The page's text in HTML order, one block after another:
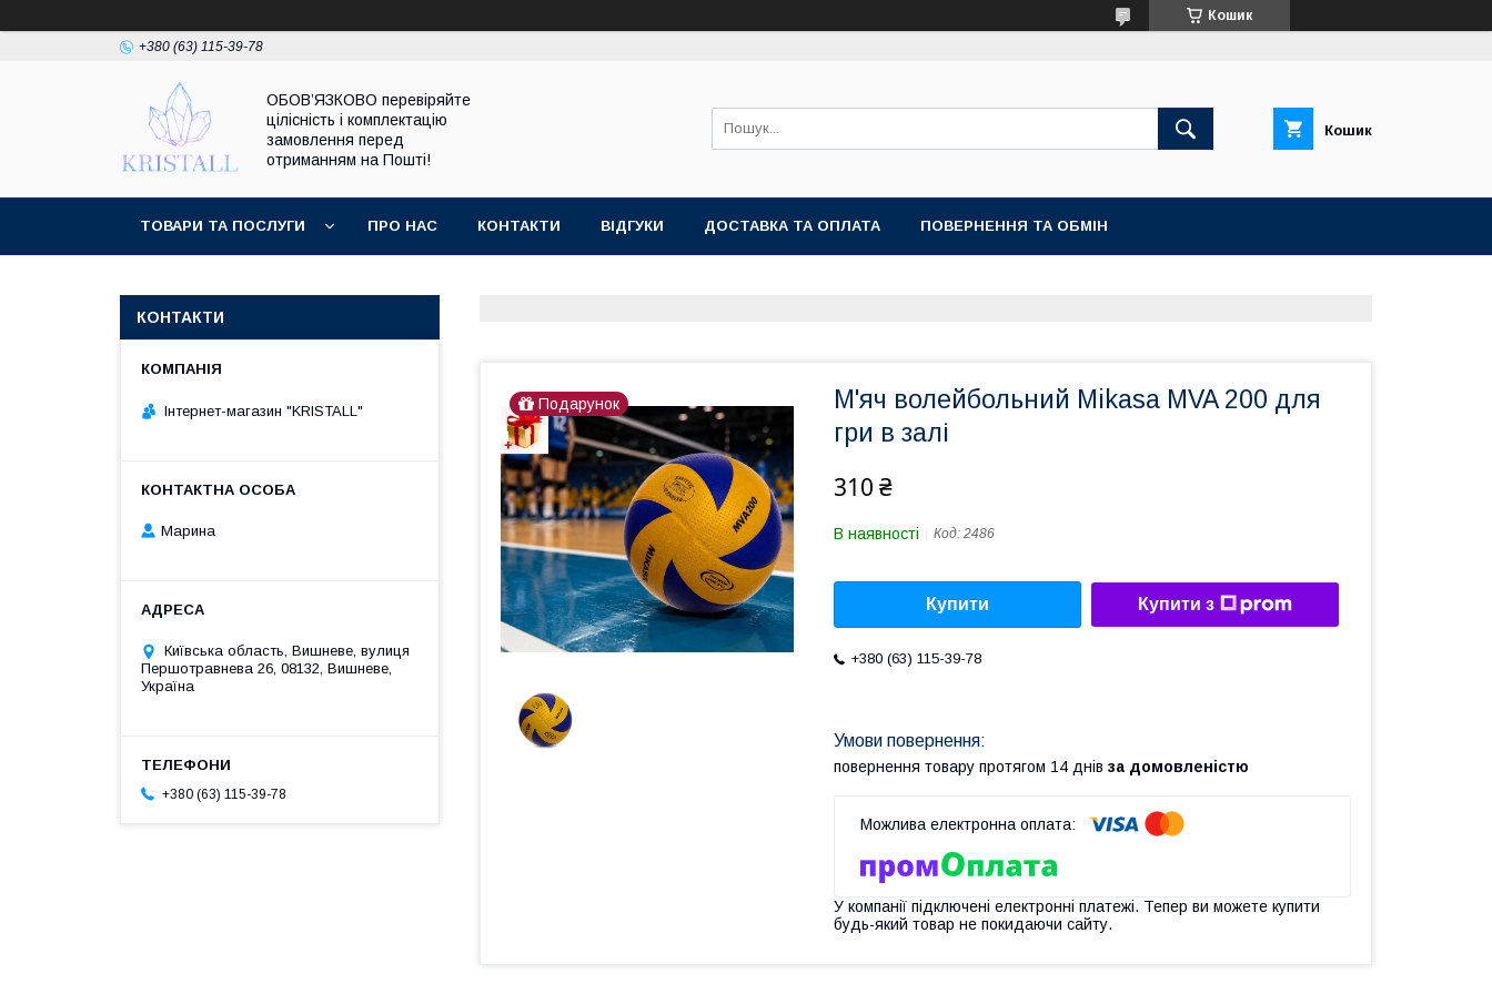
Кошик
+380 (63) 115-39-78
ОБОВ’ЯЗКОВО перевіряйте
цілісність і комплектацію
замовлення перед
отриманням на Пошті!
Кошик
ТОВАРИ ТА ПОСЛУГИ ПРО НАС КОНТАКТИ ВІДГУКИ ДОСТАВКА ТА ОПЛАТА ПОВЕРНЕННЯ ТА ОБМІН
Подарунок
М'яч волейбольний Mikasa MVA 200 для
гри в залі
310 ₴
В наявності Код: 2486
Купити Купити з
+380 (63) 115-39-78
повернення товару протягом 14 днів за домовленістю
У компанії підключені електронні платежі. Тепер ви можете купити
будь-який товар не покидаючи сайту.
КОНТАКТИ
Інтернет-магазин "KRISTALL"
Марина
Київська область, Вишневе, вулиця
Першотравнева 26, 08132, Вишневе,
Україна
+380 (63) 115-39-78